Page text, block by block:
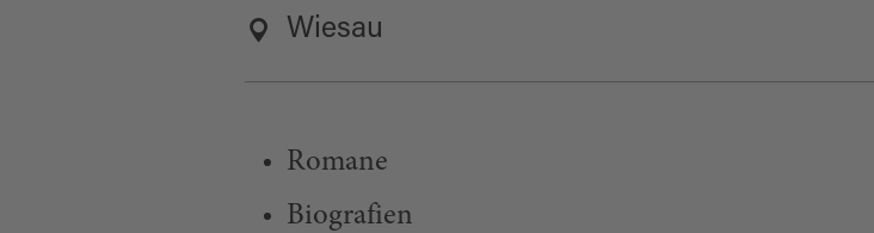
Wiesau
Romane
Biografien